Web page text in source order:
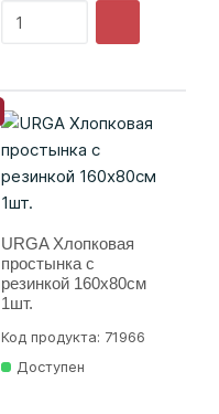
URGA Хлопковая
простынка с
резинкой 160x80см
1шт.
Код продукта: 71966
Доступен